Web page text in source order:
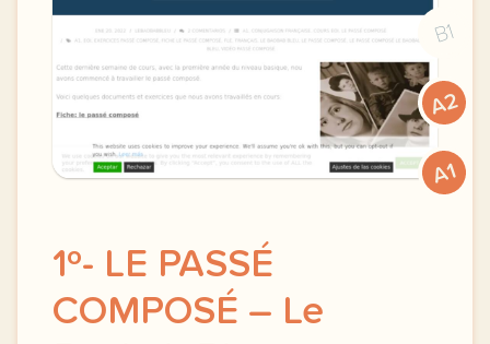
B1
A2
A1
1º- LE PASSÉ
COMPOSÉ – Le